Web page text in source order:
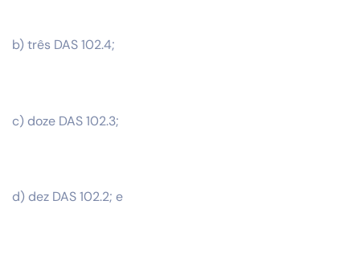
b) três DAS 102.4;
c) doze DAS 102.3;
d) dez DAS 102.2; e